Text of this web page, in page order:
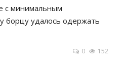
с минимальным
борцу удалось одержать
0 152